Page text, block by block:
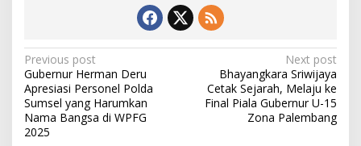
P
o
s
t
Previous post
Gubernur Herman Deru
Apresiasi Personel Polda
Sumsel yang Harumkan
Nama Bangsa di WPFG
2025
Next post
Bhayangkara Sriwijaya
Cetak Sejarah, Melaju ke
Final Piala Gubernur U-15
Zona Palembang